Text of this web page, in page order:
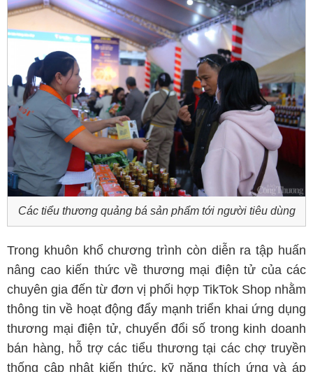
Các tiểu thương quảng bá sản phẩm tới người tiêu dùng
Trong khuôn khổ chương trình còn diễn ra tập huấn
nâng cao kiến thức về thương mại điện tử của các
chuyên gia đến từ đơn vị phối hợp TikTok Shop nhằm
thông tin về hoạt động đẩy mạnh triển khai ứng dụng
thương mại điện tử, chuyển đổi số trong kinh doanh
bán hàng, hỗ trợ các tiểu thương tại các chợ truyền
thống cập nhật kiến thức, kỹ năng thích ứng và áp